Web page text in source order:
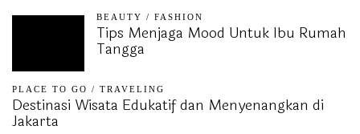
BEAUTY / FASHION
Tips Menjaga Mood Untuk Ibu Rumah
Tangga
PLACE TO GO / TRAVELING
Destinasi Wisata Edukatif dan Menyenangkan di
Jakarta